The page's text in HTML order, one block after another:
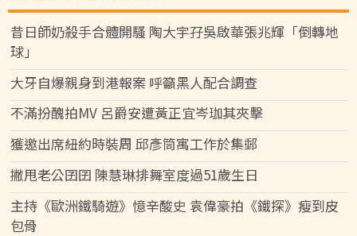
昔日師奶殺手合體開騷 陶大宇孖吳啟華張兆輝「倒轉地
球」
大牙自爆親身到港報案 呼籲黑人配合調查
不滿扮醜拍MV 呂爵安遭黃正宜岑珈其夾擊
獲邀出席紐約時裝周 邱彥筒寓工作於集郵
撇甩老公囝囝 陳慧琳排舞室度過51歲生日
主持《歐洲鐵騎遊》憶辛酸史 袁偉豪拍《鐵探》瘦到皮
包骨